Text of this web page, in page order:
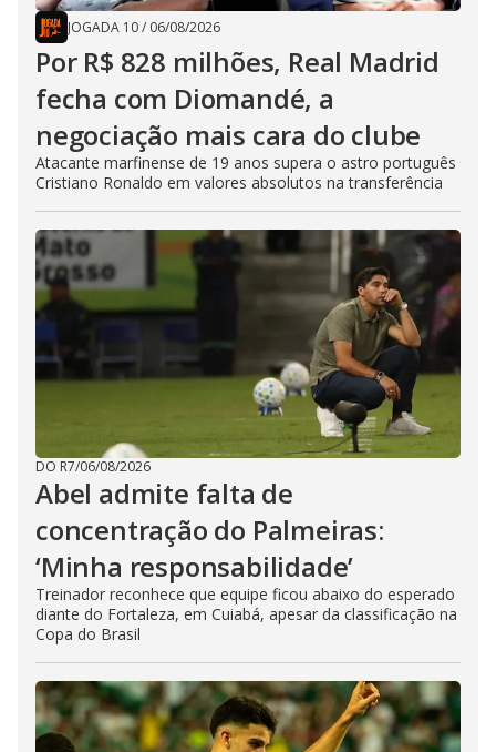
JOGADA 10/ 06/08/2026
Por R$ 828 milhões, Real Madrid
fecha com Diomandé, a
negociação mais cara do clube
Atacante marfinense de 19 anos supera o astro português
Cristiano Ronaldo em valores absolutos na transferência
DO R7/06/08/2026
Abel admite falta de
concentração do Palmeiras:
‘Minha responsabilidade’
Treinador reconhece que equipe ficou abaixo do esperado
diante do Fortaleza, em Cuiabá, apesar da classificação na
Copa do Brasil